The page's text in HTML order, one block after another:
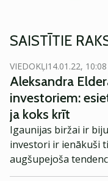
SAISTĪTIE
VIEDOKĻI14.01.22, 10:08
Aleksandra
investoriem:
ja koks krīt
Igaunijas biržai ir
investori ir ienākuši
augšupejoša
Äripäev rakstītajā